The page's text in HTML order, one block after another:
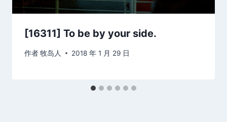
[16311] To be by your side.
作者牧岛人 2018 年 1 月 29 日